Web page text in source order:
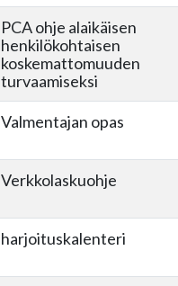
PCA ohje alaikäisen
henkilökohtaisen
koskemattomuuden
turvaamiseksi
Valmentajan opas
Verkkolaskuohje
harjoituskalenteri